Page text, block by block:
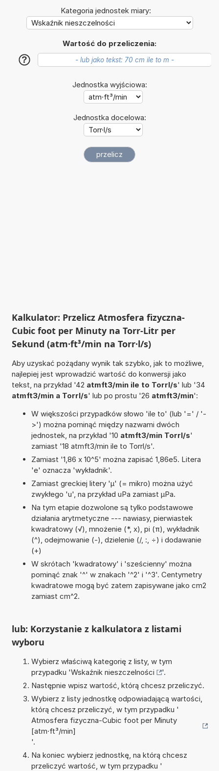
Kategoria jednostek miary:
Wartość do przeliczenia:
?
Jednostka wyjściowa:
Jednostka docelowa:
Kalkulator: Przelicz Atmosfera fizyczna-
Cubic foot per Minuty na Torr-Litr per
Sekund (atm·ft³/min na Torr·l/s)
Aby uzyskać pożądany wynik tak szybko, jak to możliwe,
najlepiej jest wprowadzić wartość do konwersji jako
tekst, na przykład '42 atmft3/min ile to Torrl/s' lub '34
atmft3/min a Torrl/s' lub po prostu '26 atmft3/min':
W większości przypadków słowo 'ile to' (lub '=' / '-
>') można pominąć między nazwami dwóch
jednostek, na przykład '10 atmft3/min Torrl/s'
zamiast '18 atmft3/min ile to Torrl/s'.
Zamiast '1,86 x 10^5' można zapisać 1,86e5. Litera
'e' oznacza 'wykładnik'.
Zamiast greckiej litery 'µ' (= mikro) można użyć
zwykłego 'u', na przykład uPa zamiast µPa.
Na tym etapie dozwolone są tylko podstawowe
działania arytmetyczne --- nawiasy, pierwiastek
kwadratowy (√), mnożenie (*, x), pi (π), wykładnik
(^), odejmowanie (-), dzielenie (/, :, ÷) i dodawanie
(+)
W skrótach 'kwadratowy' i 'sześcienny' można
pominąć znak '^' w znakach '^2' i '^3'. Centymetry
kwadratowe mogą być zatem zapisywane jako cm2
zamiast cm^2.
lub: Korzystanie z kalkulatora z listami
wyboru
Wybierz właściwą kategorię z listy, w tym
przypadku 'Wskaźnik nieszczelności
'.
Następnie wpisz wartość, którą chcesz przeliczyć.
Wybierz z listy jednostkę odpowiadającą wartości,
którą chcesz przeliczyć, w tym przypadku '
Atmosfera fizyczna-Cubic foot per Minuty
[atm·ft³/min]
'.
Na koniec wybierz jednostkę, na którą chcesz
przeliczyć wartość, w tym przypadku '